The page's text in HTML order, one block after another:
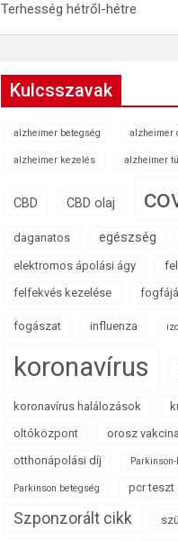
Terhesség hétről-hétre
Kulcsszavak
alzheimer betegség alzheimer
alzheimer kezelés alzheimer
CBD CBD olaj
daganatos egészség
elektromos ápolási ágy
felfekvés kezelése
fogászat influenza
koronavírus
koronavírus halálozások
oltóközpont
orosz vakcina
otthonápolási díj
Parkinson betegség pcr teszt
Szponzorált cikk